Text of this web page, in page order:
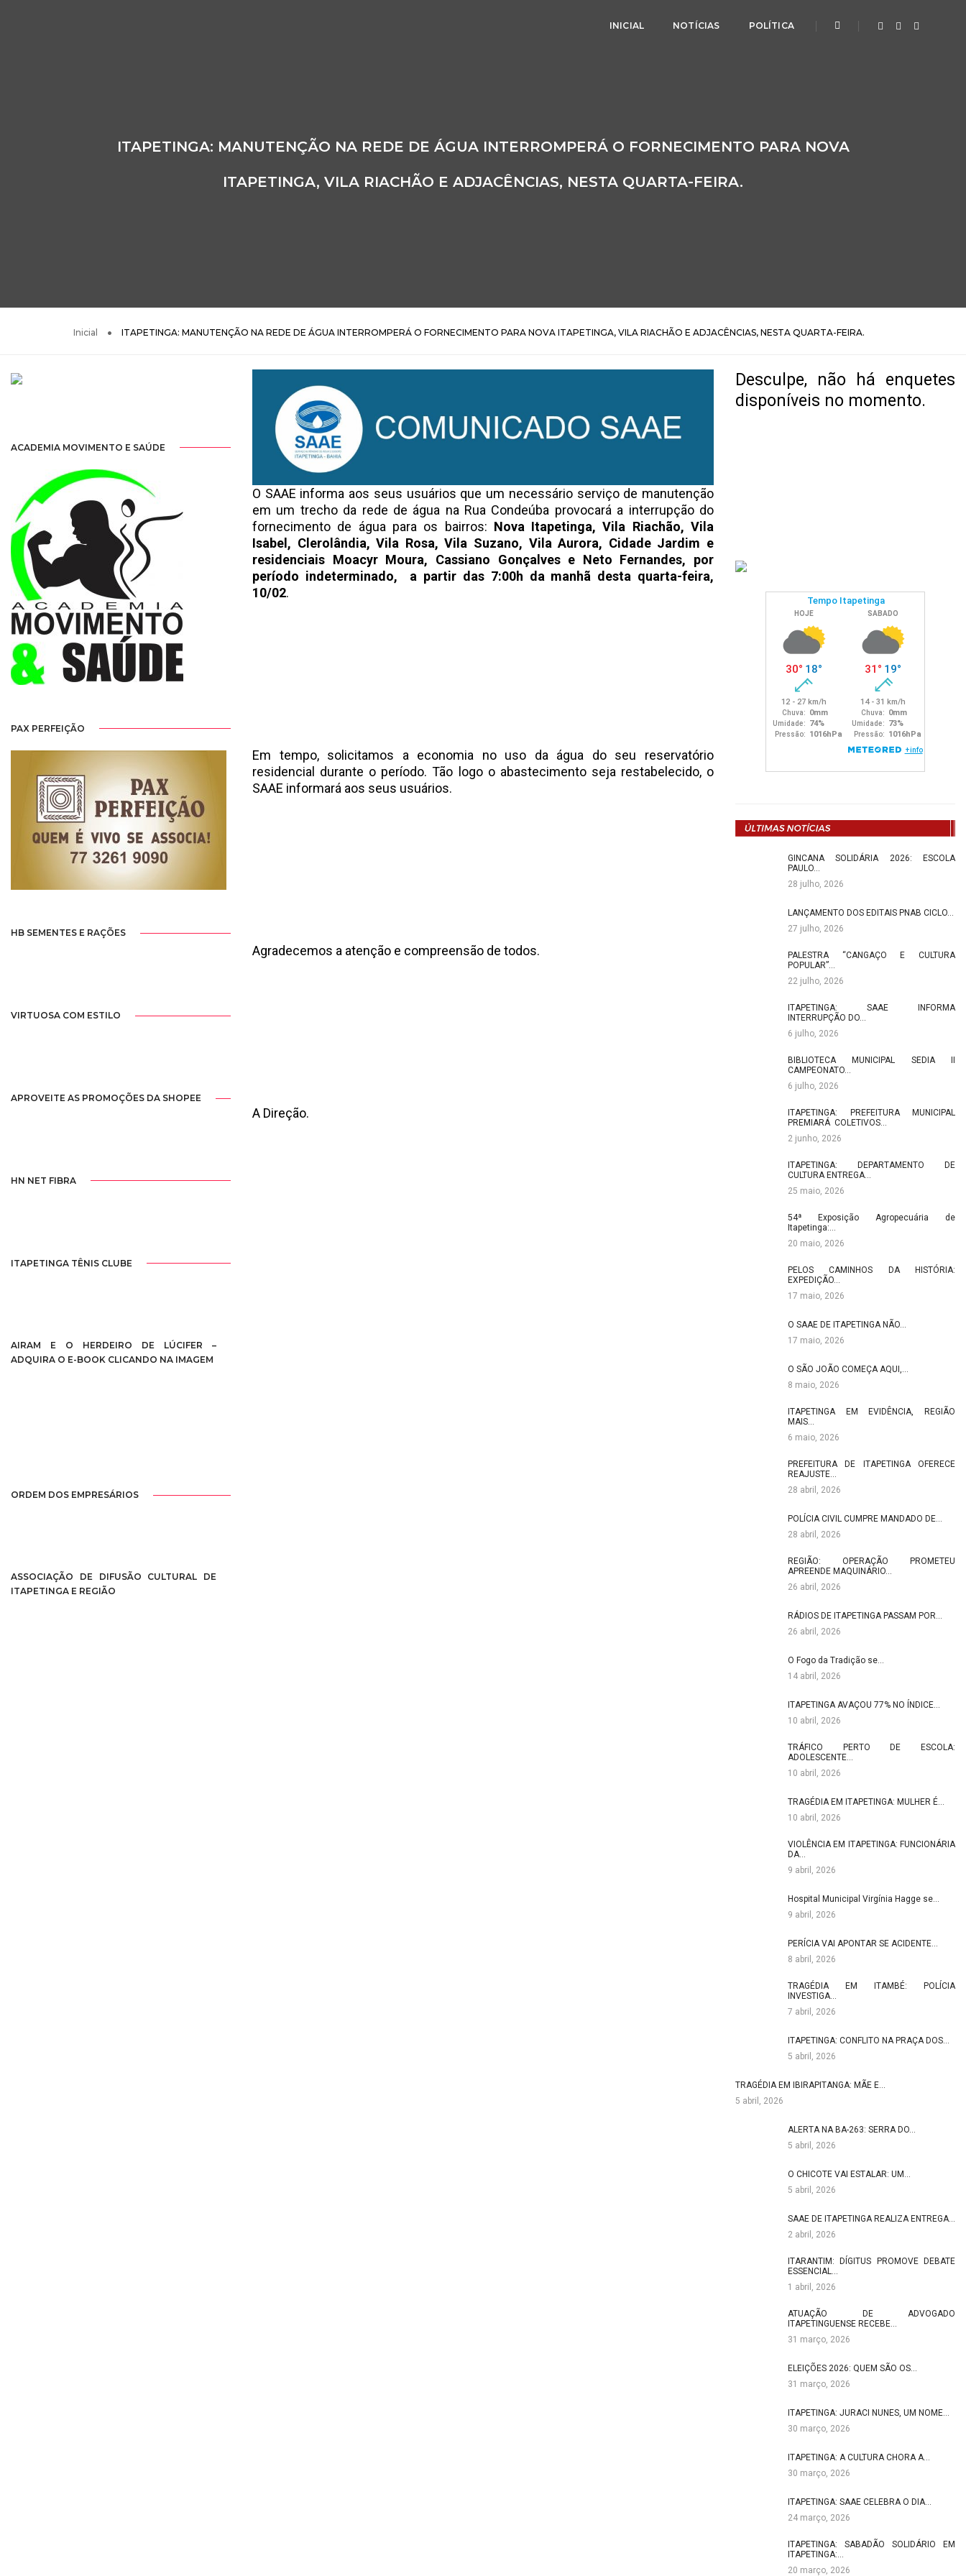
INICIAL NOTÍCIAS POLÍTICA
ITAPETINGA: MANUTENÇÃO NA REDE DE ÁGUA INTERROMPERÁ O FORNECIMENTO PARA NOVA
ITAPETINGA, VILA RIACHÃO E ADJACÊNCIAS, NESTA QUARTA-FEIRA.
Inicial ITAPETINGA: MANUTENÇÃO NA REDE DE ÁGUA INTERROMPERÁ O FORNECIMENTO PARA NOVA ITAPETINGA, VILA RIACHÃO E ADJACÊNCIAS, NESTA QUARTA-FEIRA.
O SAAE informa aos seus usuários que um necessário serviço de manutenção
em um trecho da rede de água na Rua Condeúba provocará a interrupção do
fornecimento de água para os bairros: Nova Itapetinga, Vila Riachão, Vila
Isabel, Clerolândia, Vila Rosa, Vila Suzano, Vila Aurora, Cidade Jardim e
residenciais Moacyr Moura, Cassiano Gonçalves e Neto Fernandes, por
período indeterminado, a partir das 7:00h da manhã desta quarta-feira,
10/02.
Em tempo, solicitamos a economia no uso da água do seu reservatório
residencial durante o período. Tão logo o abastecimento seja restabelecido, o
SAAE informará aos seus usuários.
Agradecemos a atenção e compreensão de todos.
A Direção.
ACADEMIA MOVIMENTO E SAÚDE
PAX PERFEIÇÃO
HB SEMENTES E RAÇÕES
VIRTUOSA COM ESTILO
APROVEITE AS PROMOÇÕES DA SHOPEE
HN NET FIBRA
ITAPETINGA TÊNIS CLUBE
AIRAM E O HERDEIRO DE LÚCIFER –
ADQUIRA O E-BOOK CLICANDO NA IMAGEM
ORDEM DOS EMPRESÁRIOS
ASSOCIAÇÃO DE DIFUSÃO CULTURAL DE
ITAPETINGA E REGIÃO
Desculpe, não há enquetes
disponíveis no momento.
GINCANA SOLIDÁRIA 2026: ESCOLA
PAULO…
28 julho, 2026
LANÇAMENTO DOS EDITAIS PNAB CICLO…
27 julho, 2026
PALESTRA “CANGAÇO E CULTURA
POPULAR”…
22 julho, 2026
ITAPETINGA: SAAE INFORMA
INTERRUPÇÃO DO…
6 julho, 2026
BIBLIOTECA MUNICIPAL SEDIA II
CAMPEONATO…
6 julho, 2026
ITAPETINGA: PREFEITURA MUNICIPAL
PREMIARÁ COLETIVOS…
2 junho, 2026
ITAPETINGA: DEPARTAMENTO DE
CULTURA ENTREGA…
25 maio, 2026
54ª Exposição Agropecuária de
Itapetinga:…
20 maio, 2026
PELOS CAMINHOS DA HISTÓRIA:
EXPEDIÇÃO…
17 maio, 2026
O SAAE DE ITAPETINGA NÃO…
17 maio, 2026
O SÃO JOÃO COMEÇA AQUI,…
8 maio, 2026
ITAPETINGA EM EVIDÊNCIA, REGIÃO
MAIS…
6 maio, 2026
PREFEITURA DE ITAPETINGA OFERECE
REAJUSTE…
28 abril, 2026
POLÍCIA CIVIL CUMPRE MANDADO DE…
28 abril, 2026
REGIÃO: OPERAÇÃO PROMETEU
APREENDE MAQUINÁRIO…
26 abril, 2026
RÁDIOS DE ITAPETINGA PASSAM POR…
26 abril, 2026
O Fogo da Tradição se…
14 abril, 2026
ITAPETINGA AVAÇOU 77% NO ÍNDICE…
10 abril, 2026
TRÁFICO PERTO DE ESCOLA:
ADOLESCENTE…
10 abril, 2026
TRAGÉDIA EM ITAPETINGA: MULHER É…
10 abril, 2026
VIOLÊNCIA EM ITAPETINGA: FUNCIONÁRIA
DA…
9 abril, 2026
Hospital Municipal Virgínia Hagge se…
9 abril, 2026
PERÍCIA VAI APONTAR SE ACIDENTE…
8 abril, 2026
TRAGÉDIA EM ITAMBÉ: POLÍCIA
INVESTIGA…
7 abril, 2026
ITAPETINGA: CONFLITO NA PRAÇA DOS…
5 abril, 2026
TRAGÉDIA EM IBIRAPITANGA: MÃE E…
5 abril, 2026
ALERTA NA BA-263: SERRA DO…
5 abril, 2026
O CHICOTE VAI ESTALAR: UM…
5 abril, 2026
SAAE DE ITAPETINGA REALIZA ENTREGA…
2 abril, 2026
ITARANTIM: DÍGITUS PROMOVE DEBATE
ESSENCIAL…
1 abril, 2026
ATUAÇÃO DE ADVOGADO
ITAPETINGUENSE RECEBE…
31 março, 2026
ELEIÇÕES 2026: QUEM SÃO OS…
31 março, 2026
ITAPETINGA: JURACI NUNES, UM NOME…
30 março, 2026
ITAPETINGA: A CULTURA CHORA A…
30 março, 2026
ITAPETINGA: SAAE CELEBRA O DIA…
24 março, 2026
ITAPETINGA: SABADÃO SOLIDÁRIO EM
ITAPETINGA:…
20 março, 2026